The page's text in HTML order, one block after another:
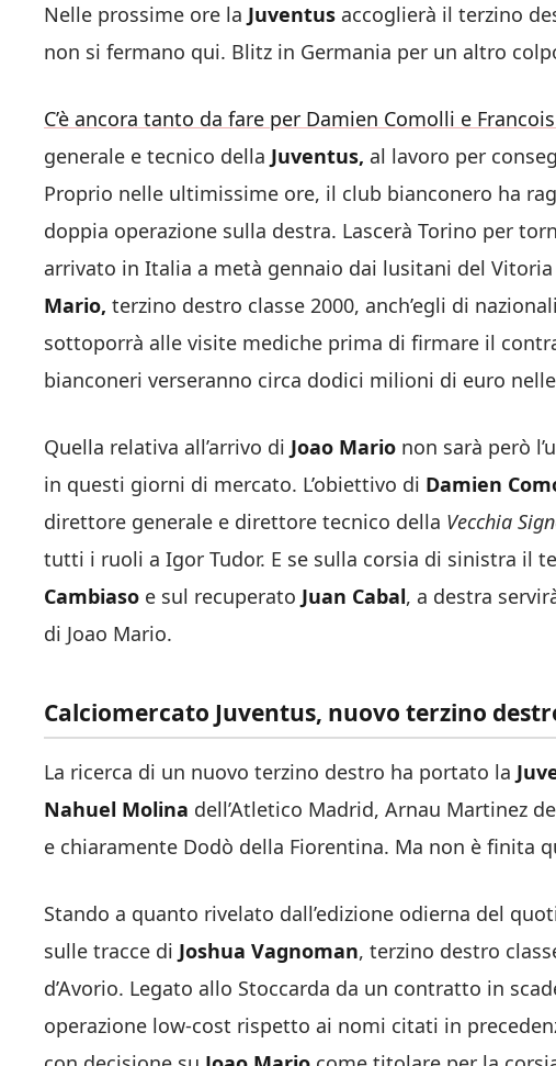
Nelle prossime ore la Juventus accoglierà il terzino
non si fermano qui. Blitz in Germania per un altro
C’è ancora tanto da fare per Damien Comolli e
generale e tecnico della Juventus, al lavoro per
Proprio nelle ultimissime ore, il club bianconero ha
doppia operazione sulla destra. Lascerà Torino per
arrivato in Italia a metà gennaio dai lusitani del
Mario, terzino destro classe 2000, anch’egli di
sottoporrà alle visite mediche prima di firmare il
bianconeri verseranno circa dodici milioni di euro
Quella relativa all’arrivo di Joao Mario non sarà però
in questi giorni di mercato. L’obiettivo di Damien
direttore generale e direttore tecnico della Vecchia
tutti i ruoli a Igor Tudor. E se sulla corsia di sinistra il
Cambiaso e sul recuperato Juan Cabal, a destra
di Joao Mario.
Calciomercato Juventus, nuovo terzino
La ricerca di un nuovo terzino destro ha portato la
Nahuel Molina dell’Atletico Madrid, Arnau Martinez
e chiaramente Dodò della Fiorentina. Ma non è finita
Stando a quanto rivelato dall’edizione odierna del
sulle tracce di Joshua Vagnoman, terzino destro
d’Avorio. Legato allo Stoccarda da un contratto in
operazione low-cost rispetto ai nomi citati in